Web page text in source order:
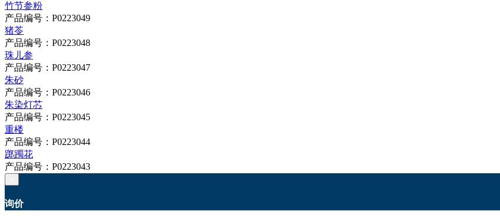
竹节参粉
产品编号：P0223049
猪苓
产品编号：P0223048
珠儿参
产品编号：P0223047
朱砂
产品编号：P0223046
朱染灯芯
产品编号：P0223045
重楼
产品编号：P0223044
踯躅花
产品编号：P0223043
询价